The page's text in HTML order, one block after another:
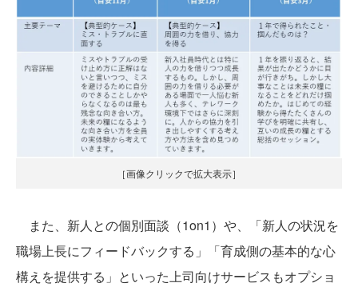
［画像クリックで拡大表示］
また、新人との個別面談（1on1）や、「新人の状況を
職場上長にフィードバックする」「育成側の基本的な心
構えを提供する」といった上司向けサービスもオプショ